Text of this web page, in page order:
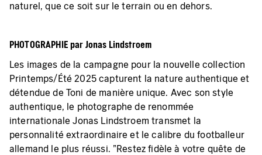
naturel, que ce soit sur le terrain ou en dehors.
PHOTOGRAPHIE par Jonas Lindstroem
Les images de la campagne pour la nouvelle collection
Printemps/Été 2025 capturent la nature authentique et
détendue de Toni de manière unique. Avec son style
authentique, le photographe de renommée
internationale Jonas Lindstroem transmet la
personnalité extraordinaire et le calibre du footballeur
allemand le plus réussi. "Restez fidèle à votre quête de